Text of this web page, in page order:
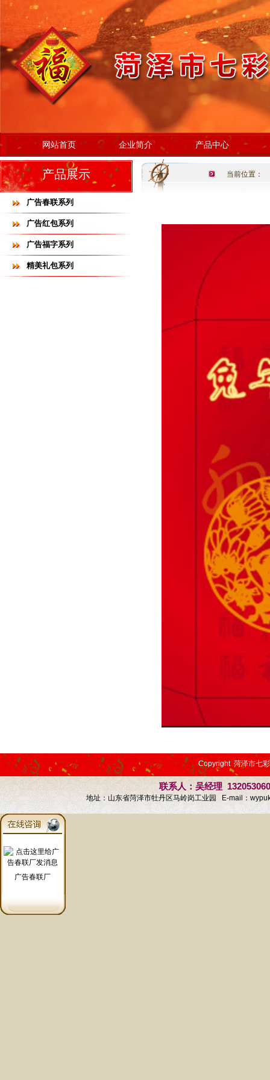
网站首页 企业简介 产品中心
产品展示
广告春联系列
广告红包系列
广告福字系列
精美礼包系列
当前位置：
Copyright 菏泽市七
联系人：吴经理
地址：山东省菏泽市牡丹区马岭岗工业园 E-mail：
广告春联厂